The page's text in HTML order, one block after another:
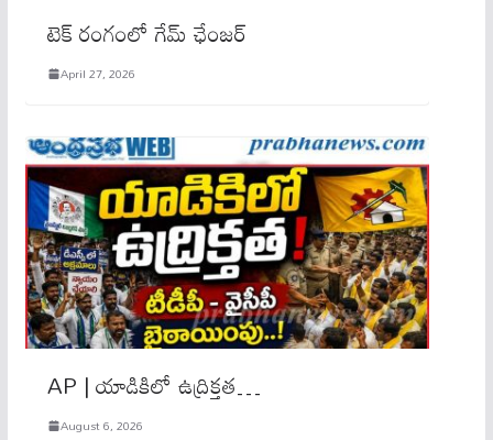
టెక్ రంగంలో గేమ్ ఛేంజర్
April 27, 2026
AP | యాడికిలో ఉద్రిక్తత…
August 6, 2026